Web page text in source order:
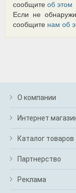
сообщите об этом
Если не
сообщите нам об
О компании
Интернет
Каталог товаров
Партнерство
Реклама